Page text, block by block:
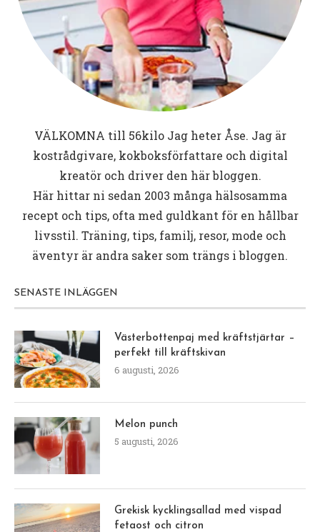
VÄLKOMNA till 56kiloJag heter Åse. Jag är
kostrådgivare, kokboksförfattare och digital
kreatör och driver den här bloggen.
Här hittar ni sedan 2003 många hälsosamma
recept och tips, ofta med guldkant för en hållbar
livsstil. Träning, tips, familj, resor, mode och
äventyr är andra saker som trängs i bloggen.
SENASTE INLÄGGEN
Västerbottenpaj med kräftstjärtar –
perfekt till kräftskivan
6 augusti, 2026
Melon punch
5 augusti, 2026
Grekisk kycklingsallad med vispad
fetaost och citron